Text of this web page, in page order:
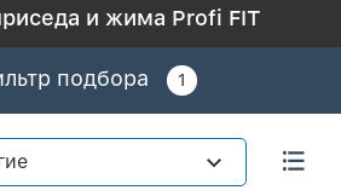
и жима Profi FIT
подбора 1